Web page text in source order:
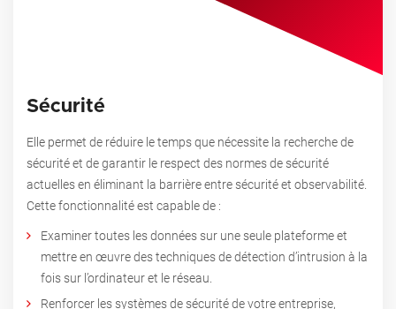
Sécurité
Elle permet de réduire le temps que nécessite la recherche de
sécurité et de garantir le respect des normes de sécurité
actuelles en éliminant la barrière entre sécurité et observabilité.
Cette fonctionnalité est capable de :
Examiner toutes les données sur une seule plateforme et
mettre en œuvre des techniques de détection d’intrusion à la
fois sur l’ordinateur et le réseau.
Renforcer les systèmes de sécurité de votre entreprise,